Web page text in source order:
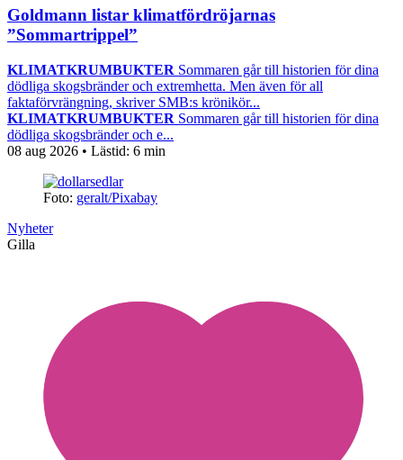
Goldmann listar klimatfördröjarnas
”Sommartrippel”
KLIMATKRUMBUKTER Sommaren går till historien för dina
dödliga skogsbränder och extremhetta. Men även för all
faktaförvrängning, skriver SMB:s krönikör...
KLIMATKRUMBUKTER Sommaren går till historien för dina
dödliga skogsbränder och e...
08 aug 2026 • Lästid: 6 min
Foto: geralt/Pixabay
Nyheter
Gilla